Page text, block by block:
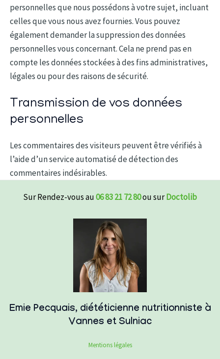
personnelles que nous possédons à votre sujet, incluant
celles que vous nous avez fournies. Vous pouvez
également demander la suppression des données
personnelles vous concernant. Cela ne prend pas en
compte les données stockées à des fins administratives,
légales ou pour des raisons de sécurité.
Transmission de vos données
personnelles
Les commentaires des visiteurs peuvent être vérifiés à
l’aide d’un service automatisé de détection des
commentaires indésirables.
Sur Rendez-vous au06 83 21 72 80ou surDoctolib
Emie Pecquais, diététicienne nutritionniste à
Vannes et Sulniac
Mentions légales